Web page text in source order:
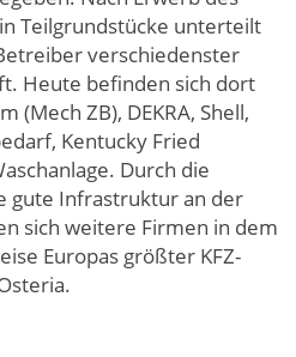
Teilgrundstücke unterteilt
verschiedenster
Heute befinden sich dort
(Mech ZB), DEKRA, Shell,
Kentucky Fried
Durch die
gute Infrastruktur an der
sich weitere Firmen in dem
Europas größter KFZ-